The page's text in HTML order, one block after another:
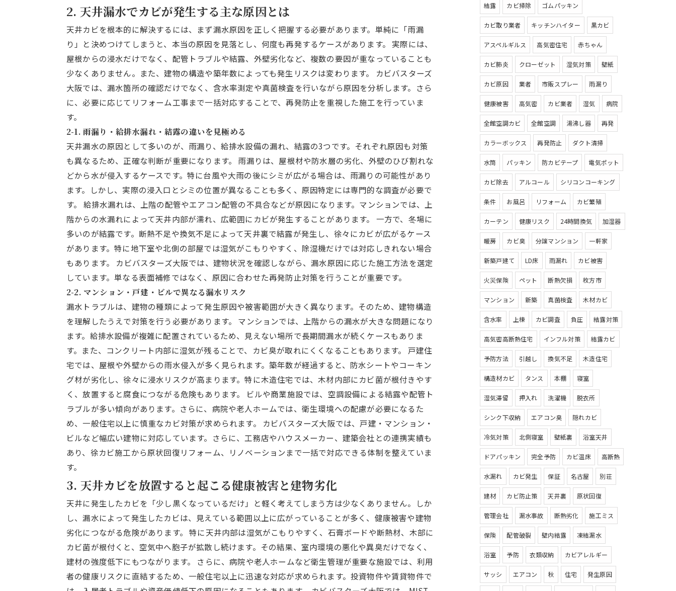
2. 天井漏水でカビが発生する主な原因とは
天井カビを根本的に解決するには、まず漏水原因を正しく把握する必要があります。単純に「雨漏
り」と決めつけてしまうと、本当の原因を見落とし、何度も再発するケースがあります。 実際には、
屋根からの浸水だけでなく、配管トラブルや結露、外壁劣化など、複数の要因が重なっていることも
少なくありません。また、建物の構造や築年数によっても発生リスクは変わります。 カビバスターズ
大阪では、漏水箇所の確認だけでなく、含水率測定や真菌検査を行いながら原因を分析します。さら
に、必要に応じてリフォーム工事まで一括対応することで、再発防止を重視した施工を行っていま
す。
2-1. 雨漏り・給排水漏れ・結露の違いを見極める
天井漏水の原因として多いのが、雨漏り、給排水設備の漏れ、結露の3つです。それぞれ原因も対策
も異なるため、正確な判断が重要になります。 雨漏りは、屋根材や防水層の劣化、外壁のひび割れな
どから水が侵入するケースです。特に台風や大雨の後にシミが広がる場合は、雨漏りの可能性があり
ます。しかし、実際の浸入口とシミの位置が異なることも多く、原因特定には専門的な調査が必要で
す。 給排水漏れは、上階の配管やエアコン配管の不具合などが原因になります。マンションでは、上
階からの水漏れによって天井内部が濡れ、広範囲にカビが発生することがあります。 一方で、冬場に
多いのが結露です。断熱不足や換気不足によって天井裏で結露が発生し、徐々にカビが広がるケース
があります。特に地下室や北側の部屋では湿気がこもりやすく、除湿機だけでは対応しきれない場合
もあります。 カビバスターズ大阪では、建物状況を確認しながら、漏水原因に応じた施工方法を選定
しています。単なる表面補修ではなく、原因に合わせた再発防止対策を行うことが重要です。
2-2. マンション・戸建・ビルで異なる漏水リスク
漏水トラブルは、建物の種類によって発生原因や被害範囲が大きく異なります。そのため、建物構造
を理解したうえで対策を行う必要があります。 マンションでは、上階からの漏水が大きな問題になり
ます。給排水設備が複雑に配置されているため、見えない場所で長期間漏水が続くケースもありま
す。また、コンクリート内部に湿気が残ることで、カビ臭が取れにくくなることもあります。 戸建住
宅では、屋根や外壁からの雨水侵入が多く見られます。築年数が経過すると、防水シートやコーキン
グ材が劣化し、徐々に浸水リスクが高まります。特に木造住宅では、木材内部にカビ菌が根付きやす
く、放置すると腐食につながる危険もあります。 ビルや商業施設では、空調設備による結露や配管ト
ラブルが多い傾向があります。さらに、病院や老人ホームでは、衛生環境への配慮が必要になるた
め、一般住宅以上に慎重なカビ対策が求められます。 カビバスターズ大阪では、戸建・マンション・
ビルなど幅広い建物に対応しています。さらに、工務店やハウスメーカー、建築会社との連携実績も
あり、徐カビ施工から原状回復リフォーム、リノベーションまで一括で対応できる体制を整えていま
す。
3. 天井カビを放置すると起こる健康被害と建物劣化
天井に発生したカビを「少し黒くなっているだけ」と軽く考えてしまう方は少なくありません。しか
し、漏水によって発生したカビは、見えている範囲以上に広がっていることが多く、健康被害や建物
劣化につながる危険があります。 特に天井内部は湿気がこもりやすく、石膏ボードや断熱材、木部に
カビ菌が根付くと、空気中へ胞子が拡散し続けます。その結果、室内環境の悪化や異臭だけでなく、
建材の強度低下にもつながります。 さらに、病院や老人ホームなど衛生管理が重要な施設では、利用
者の健康リスクに直結するため、一般住宅以上に迅速な対応が求められます。投資物件や賃貸物件で
結露 カビ掃除 ゴムパッキン
カビ取り業者 キッチンハイター 黒カビ
アスペルギルス 高気密住宅 赤ちゃん
カビ肺炎 クローゼット 湿気対策 壁紙
カビ原因 業者 市販スプレー 雨漏り
健康被害 高気密 カビ業者 湿気 病院
全館空調カビ 全館空調 湯沸し器 再発
カラーボックス 再発防止 ダクト清掃
水筒 パッキン 防カビテープ 電気ポット
カビ除去 アルコール シリコンコーキング
条件 お風呂 リフォーム カビ繁殖
カーテン 健康リスク 24時間換気 加湿器
暖房 カビ臭 分譲マンション 一軒家
新築戸建て LD床 雨漏れ カビ被害
火災保険 ペット 断熱欠損 枚方市
マンション 新築 真菌検査 木材カビ
含水率 上棟 カビ調査 負圧 結露対策
高気密高断熱住宅 インフル対策 結露カビ
予防方法 引越し 換気不足 木造住宅
構造材カビ タンス 本棚 寝室
湿気滞留 押入れ 洗濯機 脱衣所
シンク下収納 エアコン臭 隠れカビ
冷気対策 北側寝室 壁紙裏 浴室天井
ドアパッキン 完全予防 カビ温床 高断熱
水漏れ カビ発生 保証 名古屋 別荘
建材 カビ防止策 天井裏 原状回復
管理会社 漏水事故 断熱劣化 施工ミス
保険 配管破裂 壁内結露 凍結漏水
浴室 予防 衣類収納 カビアレルギー
サッシ エアコン 秋 住宅 発生原因